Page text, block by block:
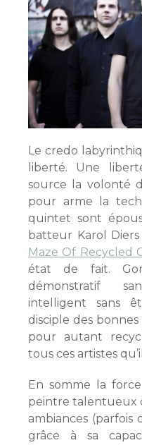
Le credo
liberté. Une
source la volonté
pour arme la
quintet sont
batteur Karol
Maze Of Recycled
état de fait.
démonstratif
intelligent sans
disciple des
pour autant
tous ces artistes
En somme la
peintre talentueux
ambiances (parfois
grâce à sa